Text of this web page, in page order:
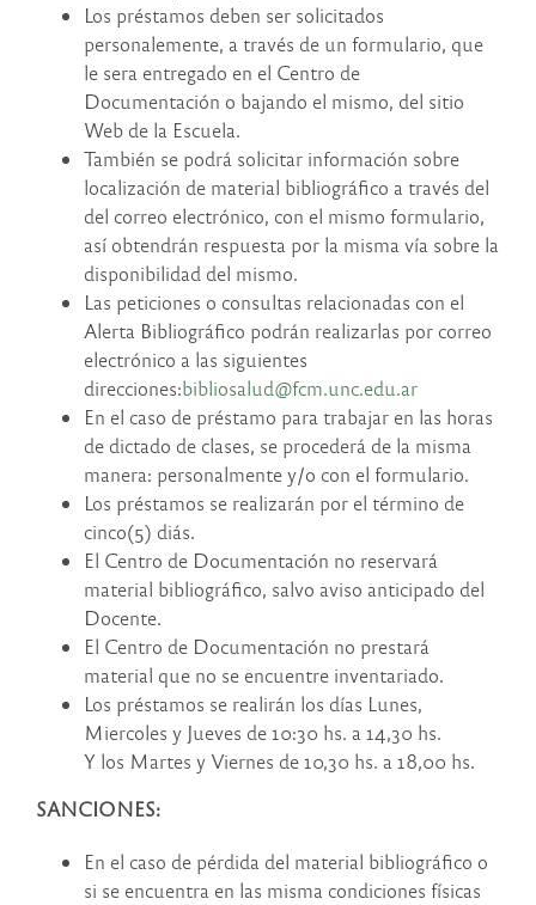
Los préstamos deben ser solicitados
personalemente, a través de un formulario, que
le sera entregado en el Centro de
Documentación o bajando el mismo, del sitio
Web de la Escuela.
También se podrá solicitar información sobre
localización de material bibliográfico a través del
del correo electrónico, con el mismo formulario,
así obtendrán respuesta por la misma vía sobre la
disponibilidad del mismo.
Las peticiones o consultas relacionadas con el
Alerta Bibliográfico podrán realizarlas por correo
electrónico a las siguientes
direcciones:bibliosalud@fcm.unc.edu.ar
En el caso de préstamo para trabajar en las horas
de dictado de clases, se procederá de la misma
manera: personalmente y/o con el formulario.
Los préstamos se realizarán por el término de
cinco(5) diás.
El Centro de Documentación no reservará
material bibliográfico, salvo aviso anticipado del
Docente.
El Centro de Documentación no prestará
material que no se encuentre inventariado.
Los préstamos se realirán los días Lunes,
Miercoles y Jueves de 10:30 hs. a 14,30 hs.
Y los Martes y Viernes de 10,30 hs. a 18,00 hs.
SANCIONES:
En el caso de pérdida del material bibliográfico o
si se encuentra en las misma condiciones físicas